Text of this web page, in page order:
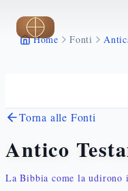
Vai al contenuto
Home Fonti
Torna alle Fonti
Antico
La Bibbia come la